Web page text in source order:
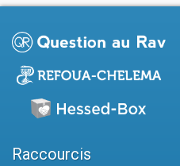
Raccourcis